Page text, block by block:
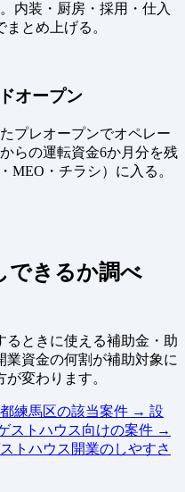
内装・厨房・採用・仕入
とめ上げる。
オープン
プレオープンでオペレー
らの運転資金6か月分を残
MEO・チラシ）に入る。
できるか調べ
るときに使える補助金・助
業資金の何割が補助対象に
変わります。
練馬区の該当案件 → 設
ストハウス向けの案件 →
トハウス開業のしやすさ